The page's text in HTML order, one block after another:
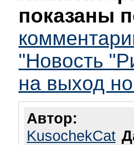
показаны
"Новость
на выход
Автор:
KusochekCat